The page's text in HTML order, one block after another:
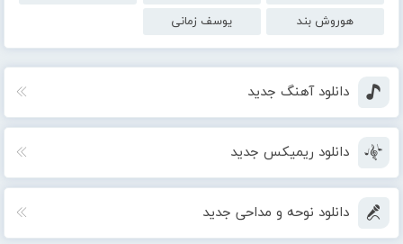
هوروش بند
یوسف زمانی
دانلود آهنگ جدید
دانلود ریمیکس جدید
دانلود نوحه و مداحی جدید